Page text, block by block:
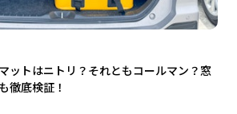
ットはニトリ？それともコールマン？窓
徹底検証！